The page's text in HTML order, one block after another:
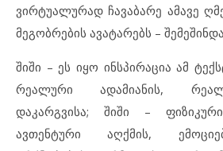
ვირტუალურად ჩავაბარე ამავე
მეგობრების ავატარებს –
შიში – ეს იყო ინსპირაცია ამ
რეალური ადამიანის,
დაკარგვისა; შიში –
ავთენტური აღქმის,